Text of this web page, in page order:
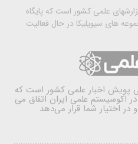
علمی کشور است که پایگاه
های سیویلیکا در حال فعالیت
پویش اخبار علمی کشور است که
اکوسیستم علمی ایران اتفاق می
در اختیار شما قرار می‌دهد